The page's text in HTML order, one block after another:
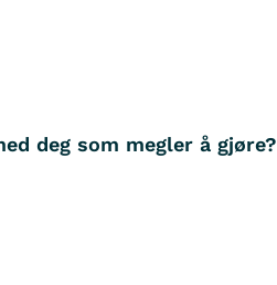
deg som megler å gjøre?